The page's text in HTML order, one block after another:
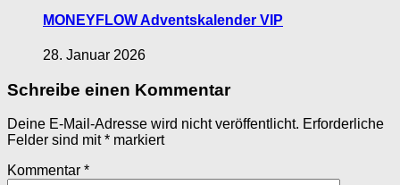
MONEYFLOW Adventskalender VIP
28. Januar 2026
Schreibe einen Kommentar
Deine E-Mail-Adresse wird nicht veröffentlicht. Erforderliche
Felder sind mit* markiert
Kommentar *